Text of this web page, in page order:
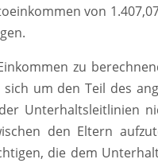
von
zu
um den Teil des
Unterhaltsleitlinien
den Eltern
die dem